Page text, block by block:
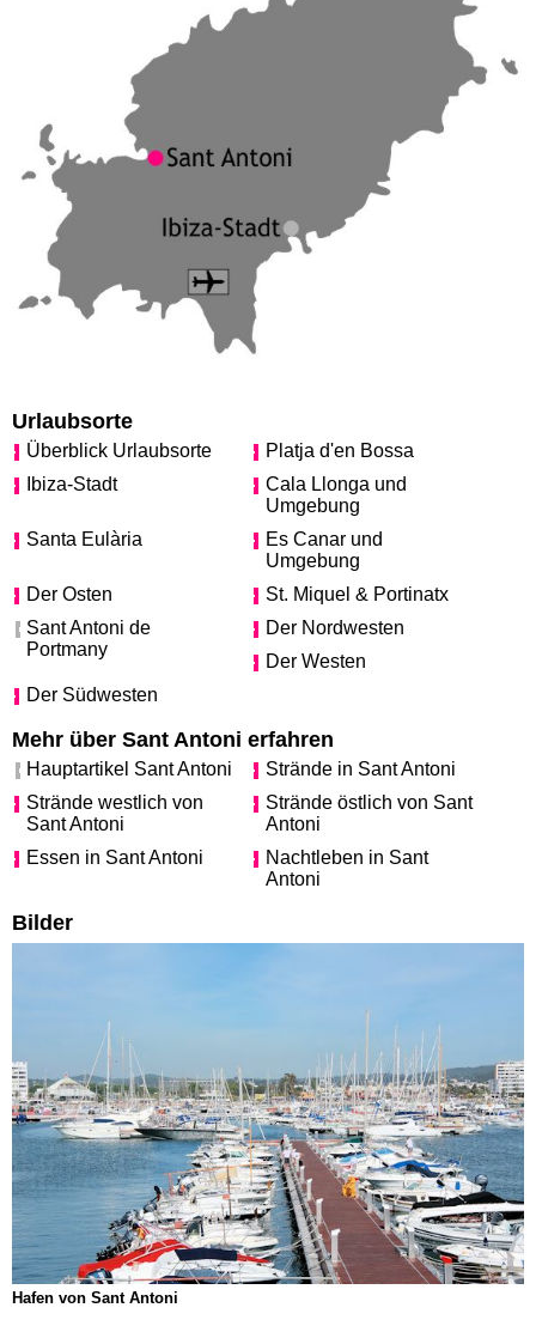
Urlaubsorte
Überblick Urlaubsorte
Platja d'en Bossa
Ibiza-Stadt
Cala Llonga und
Umgebung
Santa Eulària
Es Canar und
Umgebung
Der Osten
St. Miquel & Portinatx
Sant Antoni de
Portmany
Der Nordwesten
Der Westen
Der Südwesten
Mehr über Sant Antoni erfahren
Hauptartikel Sant Antoni
Strände in Sant Antoni
Strände westlich von
Sant Antoni
Strände östlich von Sant
Antoni
Essen in Sant Antoni
Nachtleben in Sant
Antoni
Bilder
Hafen von Sant Antoni